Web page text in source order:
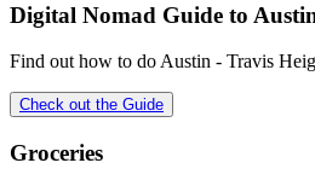
Digital Nomad Guide to
Find out how to do Austin - Travis
Check out the Guide
Groceries